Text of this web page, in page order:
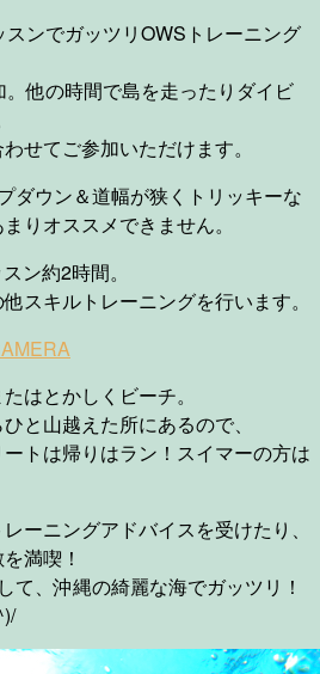
ンでガッツリOWSトレーニング
他の時間で島を走ったりダイビ
せてご参加いただけます。
ダウン＆道幅が狭くトリッキーな
りオススメできません。
ン約2時間。
スキルトレーニングを行います。
はとかしくビーチ。
と山越えた所にあるので、
トは帰りはラン！スイマーの方は
ーニングアドバイスを受けたり、
満喫！
て、沖縄の綺麗な海でガッツリ！